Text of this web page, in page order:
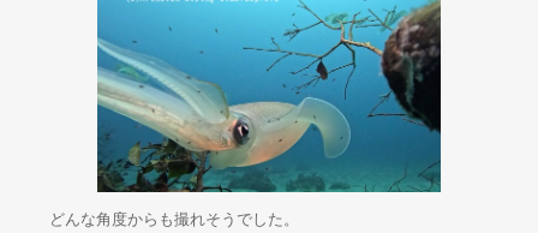
どんな角度からも撮れそうでした。